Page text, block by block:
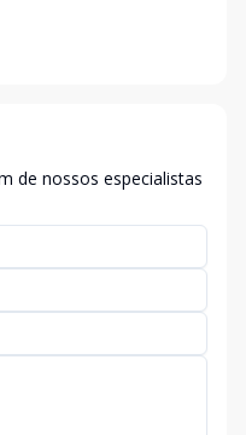
de nossos especialistas